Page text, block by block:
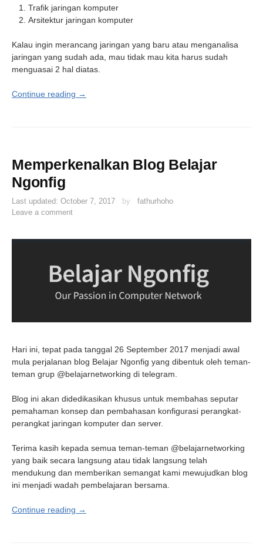
Trafik jaringan komputer
Arsitektur jaringan komputer
Kalau ingin merancang jaringan yang baru atau menganalisa
jaringan yang sudah ada, mau tidak mau kita harus sudah
menguasai 2 hal diatas.
Continue reading →
Memperkenalkan Blog Belajar
Ngonfig
Last updated: October 7, 2017 by
fathurhoho
Leave a comment
Hari ini, tepat pada tanggal 26 September 2017 menjadi awal
mula perjalanan blog Belajar Ngonfig yang dibentuk oleh teman-
teman grup @belajarnetworking di telegram.
Blog ini akan didedikasikan khusus untuk membahas seputar
pemahaman konsep dan pembahasan konfigurasi perangkat-
perangkat jaringan komputer dan server.
Terima kasih kepada semua teman-teman @belajarnetworking
yang baik secara langsung atau tidak langsung telah
mendukung dan memberikan semangat kami mewujudkan blog
ini menjadi wadah pembelajaran bersama.
Continue reading →